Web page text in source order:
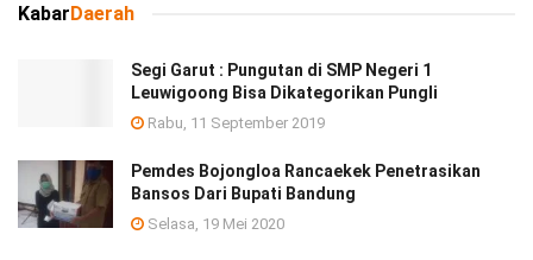
KabarDaerah
Segi Garut : Pungutan di SMP Negeri 1
Leuwigoong Bisa Dikategorikan Pungli
Rabu, 11 September 2019
Pemdes Bojongloa Rancaekek Penetrasikan
Bansos Dari Bupati Bandung
Selasa, 19 Mei 2020